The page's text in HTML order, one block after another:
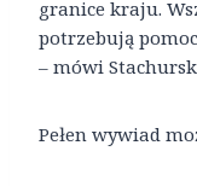
granice kraju.
potrzebują
– mówi
Pełen wywiad